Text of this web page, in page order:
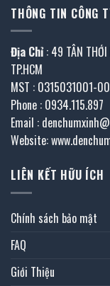
THÔNG TIN CÔNG
Địa Chỉ : 49 TÂN
TP.HCM
MST : 0315031001-
Phone : 0934.115.897
Email :
Website:
LIÊN KẾT HỮU ÍCH
Chính sách bảo mật
FAQ
Giới Thiệu